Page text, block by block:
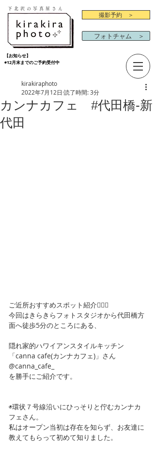
下北沢の写真屋さん
撮影予約 ＞
フォトチャム ＞
【お知らせ】
◉12月末までのご予約受付中
カンナカフェ #代田橋-新
代田
kirakiraphoto
2022年7月12日 読了時間: 3分
ご近所おすすめスポット紹介🏃‍♀️✨
今回はきらきらフォトスタジオから代田橋方
面へ徒歩5分のところにある、
隠れ家的ハワイアンスタイルキッチン
「canna cafe(カンナカフェ)」さん
@canna_cafe_
を勝手にご紹介です。
◉環状７号線沿いにひっそりと佇むカンナカ
フェさん。
私はオープン当初は存在を知らず、お友達に
教えてもらって初めて知りました。